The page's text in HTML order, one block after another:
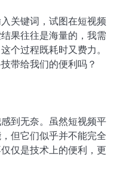
关键词，试图在短视频
果往往是海量的，我需
个过程既耗时又费力。
带给我们的便利吗？
到无奈。虽然短视频平
但它们似乎并不能完全
仅是技术上的便利，更